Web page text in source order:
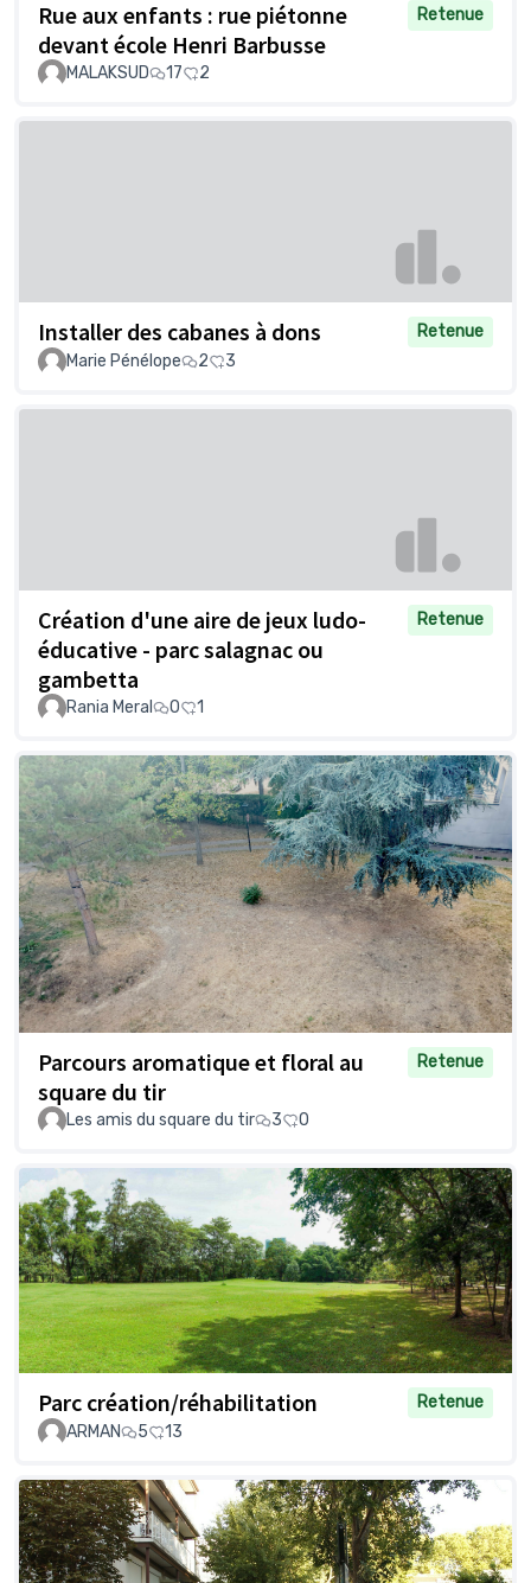
Rue aux enfants : rue piétonne
devant école Henri Barbusse
Retenue
MALAKSUD 17 2
Installer des cabanes à dons
Retenue
Marie Pénélope
2 3
Création d'une aire de jeux ludo-
éducative - parc salagnac ou
gambetta
Retenue
Rania Meral 0 1
Parcours aromatique et floral au
square du tir
Retenue
Les amis du square du tir 3 0
Parc création/réhabilitation
Retenue
ARMAN
5 13